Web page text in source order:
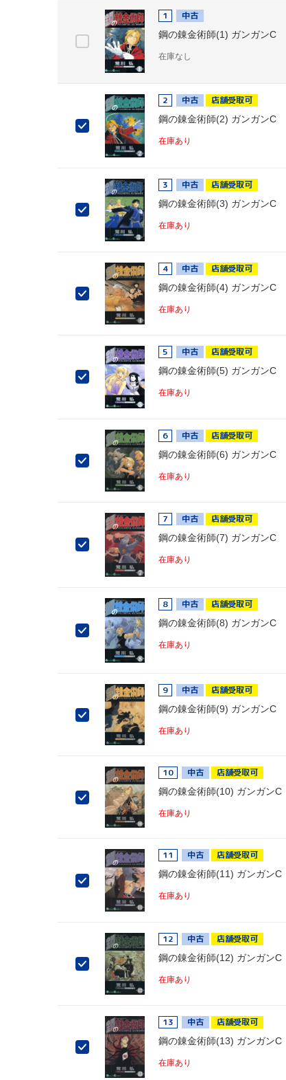
1 中古
鋼の錬金術師(1) ガンガンC
在庫なし
2 中古 店舗受取可
鋼の錬金術師(2) ガンガンC
在庫あり
3 中古 店舗受取可
鋼の錬金術師(3) ガンガンC
在庫あり
4 中古 店舗受取可
鋼の錬金術師(4) ガンガンC
在庫あり
5 中古 店舗受取可
鋼の錬金術師(5) ガンガンC
在庫あり
6 中古 店舗受取可
鋼の錬金術師(6) ガンガンC
在庫あり
7 中古 店舗受取可
鋼の錬金術師(7) ガンガンC
在庫あり
8 中古 店舗受取可
鋼の錬金術師(8) ガンガンC
在庫あり
9 中古 店舗受取可
鋼の錬金術師(9) ガンガンC
在庫あり
10 中古 店舗受取可
鋼の錬金術師(10) ガンガンC
在庫あり
11 中古 店舗受取可
鋼の錬金術師(11) ガンガンC
在庫あり
12 中古 店舗受取可
鋼の錬金術師(12) ガンガンC
在庫あり
13 中古 店舗受取可
鋼の錬金術師(13) ガンガンC
在庫あり